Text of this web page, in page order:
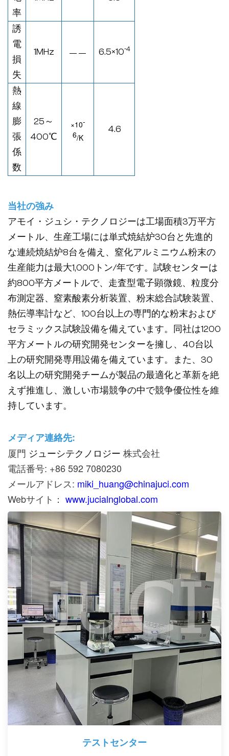
率
誘
電
損
失
1MHz — — 6.5×10-4
熱
線
膨
張
係
数
25～
400℃
×10-
6/K
4.6
当社の強み
アモイ・ジュシ・テクノロジーは工場面積3万平方
メートル、生産工場には単式焼結炉30台と先進的
な連続焼結炉8台を備え、窒化アルミニウム粉末の
生産能力は最大1,000トン/年です。試験センターは
約800平方メートルで、走査型電子顕微鏡、粒度分
布測定器、窒素酸素分析装置、粉末総合試験装置、
熱伝導率計など、100台以上の専門的な粉末および
セラミックス試験設備を備えています。同社は1200
平方メートルの研究開発センターを擁し、40台以
上の研究開発専用設備を備えています。また、30
名以上の研究開発チームが製品の最適化と革新を絶
えず推進し、激しい市場競争の中で競争優位性を維
持しています。
メディア連絡先:
厦門 ジューシテクノロジー 株式会社
電話番号: +86 592 7080230
メールアドレス: miki_huang@chinajuci.com
Webサイト： www.jucialnglobal.com
テストセンター